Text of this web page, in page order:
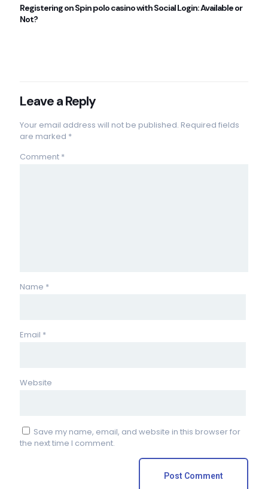
Registering on Spin polo casino with Social Login: Available or
Not?
Leave a Reply
Your email address will not be published. Required fields
are marked *
Comment *
Name *
Email *
Website
Save my name, email, and website in this browser for
the next time I comment.